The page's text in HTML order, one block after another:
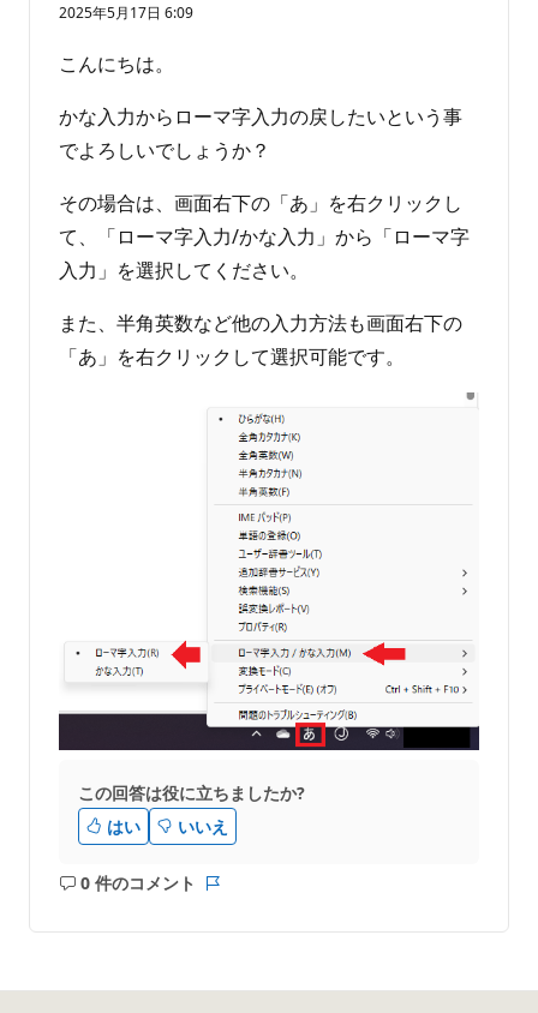
2025年5月17日 6:09
こんにちは。
かな入力からローマ字入力の戻したいという事
でよろしいでしょうか？
その場合は、画面右下の「あ」を右クリックし
て、「ローマ字入力/かな入力」から「ローマ字
入力」を選択してください。
また、半角英数など他の入力方法も画面右下の
「あ」を右クリックして選択可能です。
この回答は役に立ちましたか?
はい
いいえ
0 件のコメント
コ
は